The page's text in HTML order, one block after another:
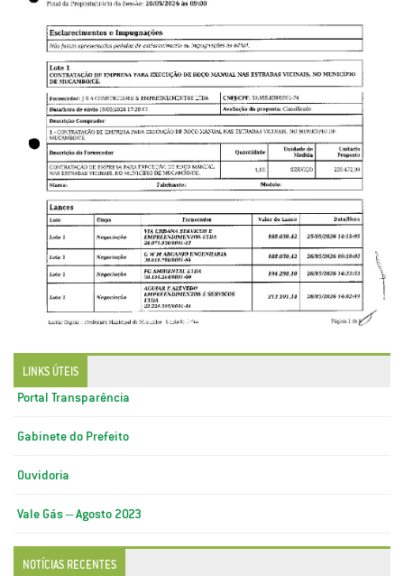
LINKS ÚTEIS
Portal Transparência
Gabinete do Prefeito
Ouvidoria
Vale Gás – Agosto 2023
NOTÍCIAS RECENTES